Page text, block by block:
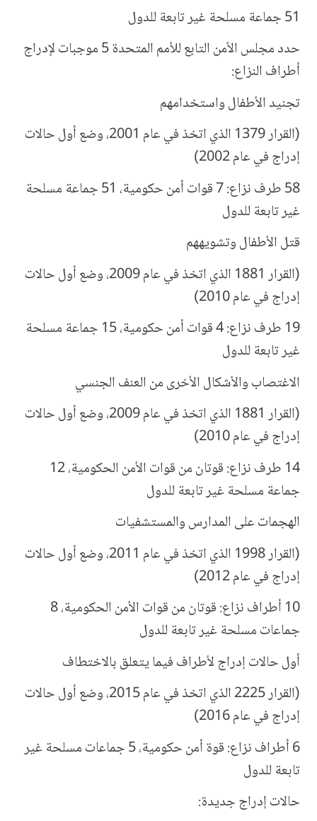
51 جماعة مسلحة غير تابعة للدول
حدد مجلس الأمن التابع للأمم المتحدة 5 موجبات لإدراج
أطراف النزاع:
تجنيد الأطفال واستخدامهم
(القرار 1379 الذي اتخذ في عام 2001، وضع أول حالات
إدراج في عام 2002)
58 طرف نزاع: 7 قوات أمن حكومية، 51 جماعة مسلحة
غير تابعة للدول
قتل الأطفال وتشويههم
(القرار 1881 الذي اتخذ في عام 2009، وضع أول حالات
إدراج في عام 2010)
19 طرف نزاع: 4 قوات أمن حكومية، 15 جماعة مسلحة
غير تابعة للدول
الاغتصاب والأشكال الأخرى من العنف الجنسي
(القرار 1881 الذي اتخذ في عام 2009، وضع أول حالات
إدراج في عام 2010)
14 طرف نزاع: قوتان من قوات الأمن الحكومية، 12
جماعة مسلحة غير تابعة للدول
الهجمات على المدارس والمستشفيات
(القرار 1998 الذي اتخذ في عام 2011، وضع أول حالات
إدراج في عام 2012)
10 أطراف نزاع: قوتان من قوات الأمن الحكومية، 8
جماعات مسلحة غير تابعة للدول
أول حالات إدراج لأطراف فيما يتعلق بالاختطاف
(القرار 2225 الذي اتخذ في عام 2015، وضع أول حالات
إدراج في عام 2016)
6 أطراف نزاع: قوة أمن حكومية، 5 جماعات مسلحة غير
تابعة للدول
حالات إدراج جديدة: